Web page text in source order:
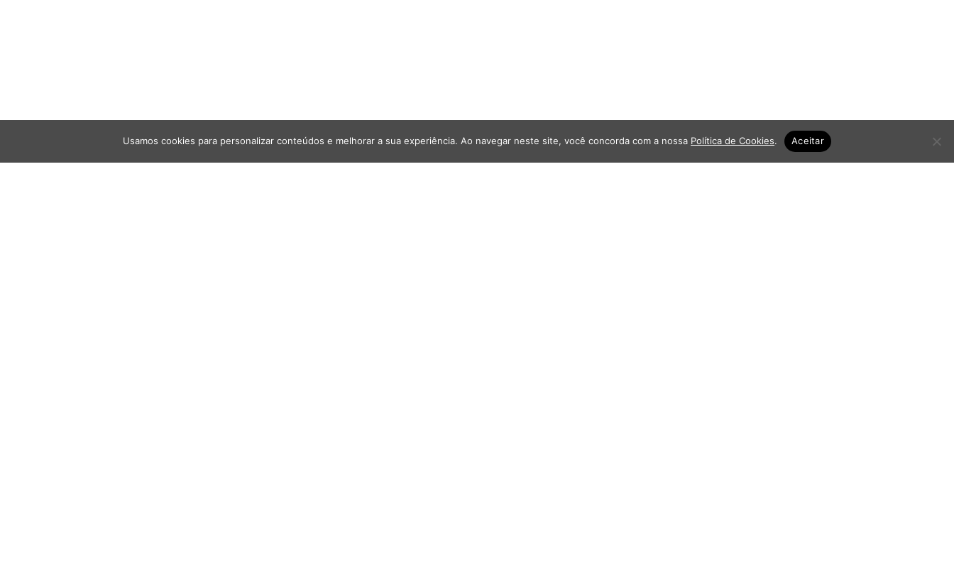
Usamos cookies para personalizar conteúdos e melhorar a sua experiência. Ao navegar neste site, você concorda com a nossa Política de Cookies. Aceitar